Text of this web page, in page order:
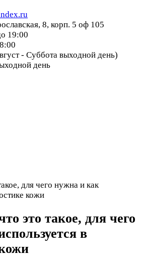
8, корп. 5 оф 105
19:00
- Суббота выходной день)
день
для чего нужна и как
кожи
это такое, для чего
в